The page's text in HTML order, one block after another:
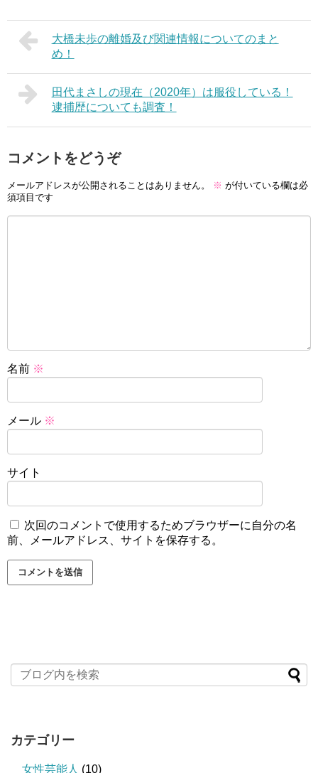
大橋未歩の離婚及び関連情報についてのまと
め！
田代まさしの現在（2020年）は服役している！
逮捕歴についても調査！
コメントをどうぞ
メールアドレスが公開されることはありません。 ※ が付いている欄は必
須項目です
名前 ※
メール ※
サイト
次回のコメントで使用するためブラウザーに自分の名
前、メールアドレス、サイトを保存する。
カテゴリー
女性芸能人 (10)